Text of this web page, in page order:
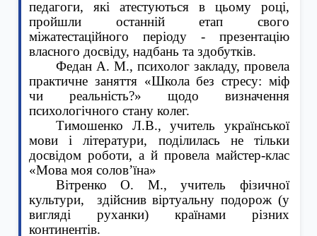
педагоги, які атестуються в цьому році,
пройшли останній етап свого
міжатестаційного періоду - презентацію
власного досвіду, надбань та здобутків.
Федан А. М., психолог закладу, провела
практичне заняття «Школа без стресу: міф
чи реальність?» щодо визначення
психологічного стану колег.
Тимошенко Л.В., учитель української
мови і літератури, поділилась не тільки
досвідом роботи, а й провела майстер-клас
«Мова моя солов’їна»
Вітренко О. М., учитель фізичної
культури,
здійснив віртуальну подорож (у
вигляді руханки) країнами різних
континентів.